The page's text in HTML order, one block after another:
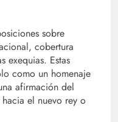
sobre
cobertura
exequias. Estas
como un homenaje
afirmación del
el nuevo rey o